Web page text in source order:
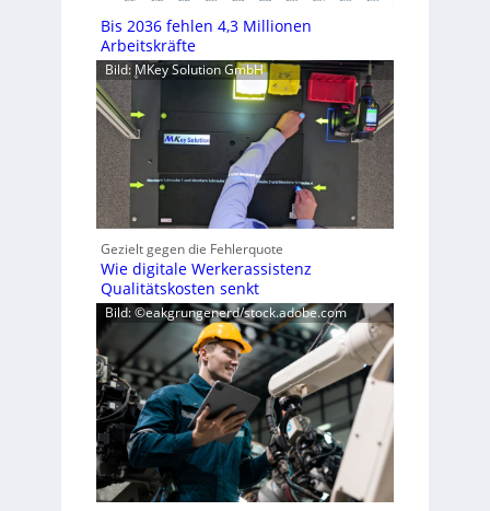
Bis 2036 fehlen 4,3 Millionen
Arbeitskräfte
Bild: MKey Solution GmbH
Gezielt gegen die Fehlerquote
Wie digitale Werkerassistenz
Qualitätskosten senkt
Bild: ©eakgrungenerd/stock.adobe.com